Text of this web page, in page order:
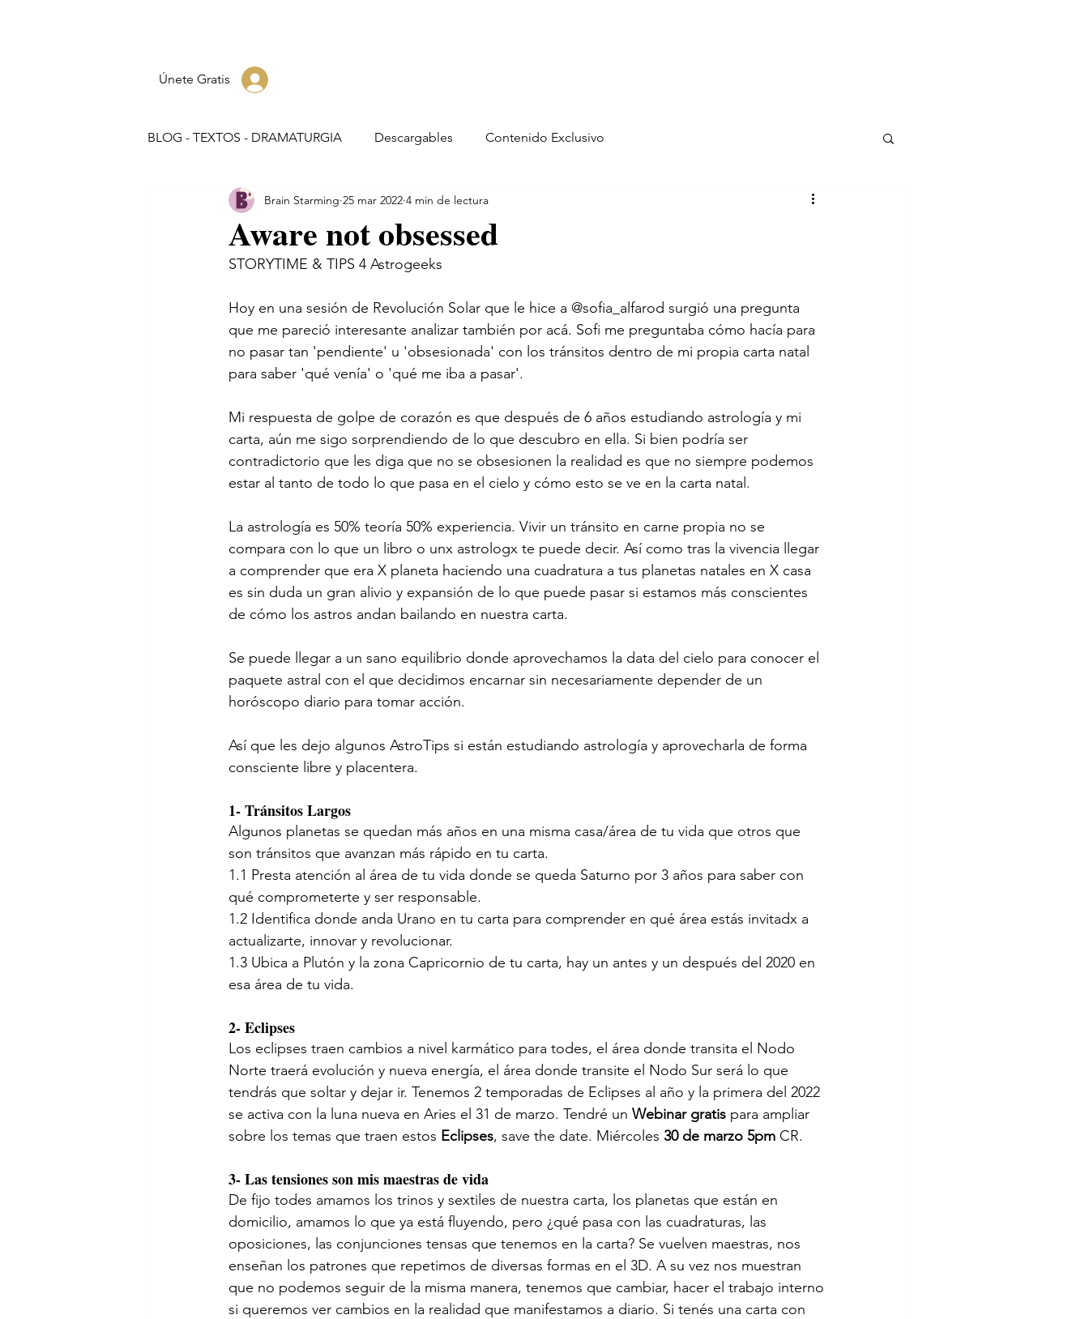
Únete Gratis
BLOG - TEXTOS - DRAMATURGIA Descargables Contenido Exclusivo
Aware not obsessed
Brain Starming 25 mar 2022 4 min de lectura
STORYTIME & TIPS 4 Astrogeeks
Hoy en una sesión de Revolución Solar que le hice a @sofia_alfarod surgió una pregunta
que me pareció interesante analizar también por acá. Sofi me preguntaba cómo hacía para
no pasar tan 'pendiente' u 'obsesionada' con los tránsitos dentro de mi propia carta natal
para saber 'qué venía' o 'qué me iba a pasar'.
Mi respuesta de golpe de corazón es que después de 6 años estudiando astrología y mi
carta, aún me sigo sorprendiendo de lo que descubro en ella. Si bien podría ser
contradictorio que les diga que no se obsesionen la realidad es que no siempre podemos
estar al tanto de todo lo que pasa en el cielo y cómo esto se ve en la carta natal.
La astrología es 50% teoría 50% experiencia. Vivir un tránsito en carne propia no se
compara con lo que un libro o unx astrologx te puede decir. Así como tras la vivencia llegar
a comprender que era X planeta haciendo una cuadratura a tus planetas natales en X casa
es sin duda un gran alivio y expansión de lo que puede pasar si estamos más conscientes
de cómo los astros andan bailando en nuestra carta.
Se puede llegar a un sano equilibrio donde aprovechamos la data del cielo para conocer el
paquete astral con el que decidimos encarnar sin necesariamente depender de un
horóscopo diario para tomar acción.
Así que les dejo algunos AstroTips si están estudiando astrología y aprovecharla de forma
consciente libre y placentera.
1- Tránsitos Largos
Algunos planetas se quedan más años en una misma casa/área de tu vida que otros que
son tránsitos que avanzan más rápido en tu carta.
1.1 Presta atención al área de tu vida donde se queda Saturno por 3 años para saber con
qué comprometerte y ser responsable.
1.2 Identifica donde anda Urano en tu carta para comprender en qué área estás invitadx a
actualizarte, innovar y revolucionar.
1.3 Ubica a Plutón y la zona Capricornio de tu carta, hay un antes y un después del 2020 en
esa área de tu vida.
2- Eclipses
Los eclipses traen cambios a nivel karmático para todes, el área donde transita el Nodo
Norte traerá evolución y nueva energía, el área donde transite el Nodo Sur será lo que
tendrás que soltar y dejar ir. Tenemos 2 temporadas de Eclipses al año y la primera del 2022
se activa con la luna nueva en Aries el 31 de marzo. Tendré un Webinar gratis para ampliar
sobre los temas que traen estos Eclipses, save the date. Miércoles 30 de marzo 5pm CR.
3- Las tensiones son mis maestras de vida
De fijo todes amamos los trinos y sextiles de nuestra carta, los planetas que están en
domicilio, amamos lo que ya está fluyendo, pero ¿qué pasa con las cuadraturas, las
oposiciones, las conjunciones tensas que tenemos en la carta? Se vuelven maestras, nos
enseñan los patrones que repetimos de diversas formas en el 3D. A su vez nos muestran
que no podemos seguir de la misma manera, tenemos que cambiar, hacer el trabajo interno
si queremos ver cambios en la realidad que manifestamos a diario. Si tenés una carta con